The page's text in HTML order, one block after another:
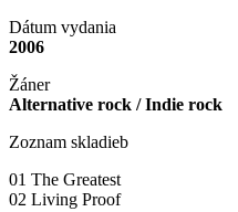
Dátum vydania
2006
Žáner
Alternative rock / Indie rock
Zoznam skladieb
01 The Greatest
02 Living Proof